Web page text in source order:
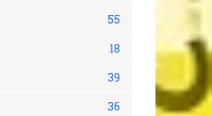
55
18
39
36